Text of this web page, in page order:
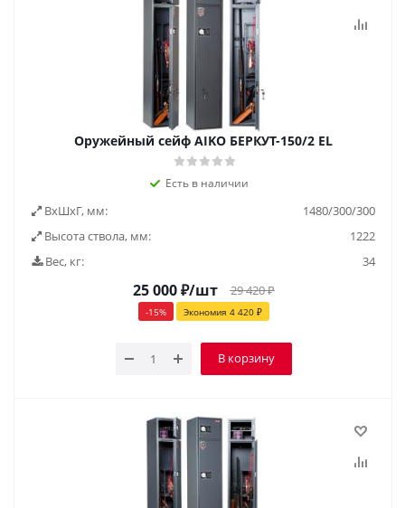
Оружейный сейф AIKO БЕРКУТ-150/2 EL
Есть в наличии
ВxШxГ, мм:
1480/300/300
Высота ствола, мм:
1222
Вес, кг:
34
25 000₽/шт 29 420₽
-15% Экономия 4 420₽
В корзину